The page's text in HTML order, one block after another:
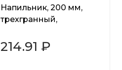
Напильник, 200 мм,
трехгранный,
рукоятка, №2 Сибртех
214.91 ₽